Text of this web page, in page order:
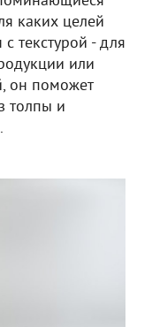
каких целей
текстурой - для
или
он поможет
толпы и